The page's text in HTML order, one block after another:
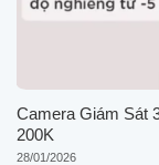
Camera Giám Sát
200K
28/01/2026